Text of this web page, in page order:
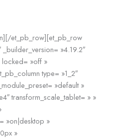
et_pb_row][et_pb_row
_builder_version= »4.19.2″
locked= »off »
type= »1_2″
»default »
transform_scale_tablet= » »
»on|desktop »
»